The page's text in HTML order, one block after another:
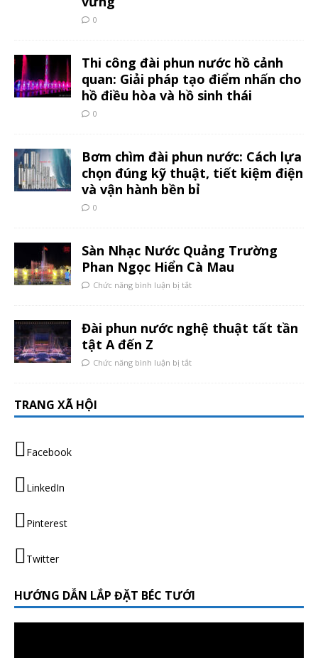
0
Thi công đài phun nước hồ cảnh
quan: Giải pháp tạo điểm nhấn cho
hồ điều hòa và hồ sinh thái
0
Bơm chìm đài phun nước: Cách lựa
chọn đúng kỹ thuật, tiết kiệm điện
và vận hành bền bỉ
0
Sàn Nhạc Nước Quảng Trường
Phan Ngọc Hiển Cà Mau
Chức năng bình luận bị tắt
Đài phun nước nghệ thuật tất tần
tật A đến Z
Chức năng bình luận bị tắt
TRANG XÃ HỘI
Facebook
LinkedIn
Pinterest
Twitter
HƯỚNG DẪN LẮP ĐẶT BÉC TƯỚI